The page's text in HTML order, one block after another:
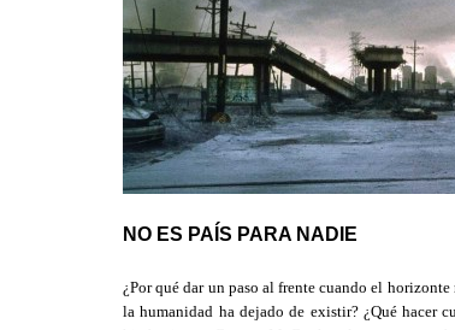
NO ES PAÍS PARA NADIE
¿Por qué dar un paso al frente cuando el
la humanidad ha dejado de existir? ¿Qué hacer